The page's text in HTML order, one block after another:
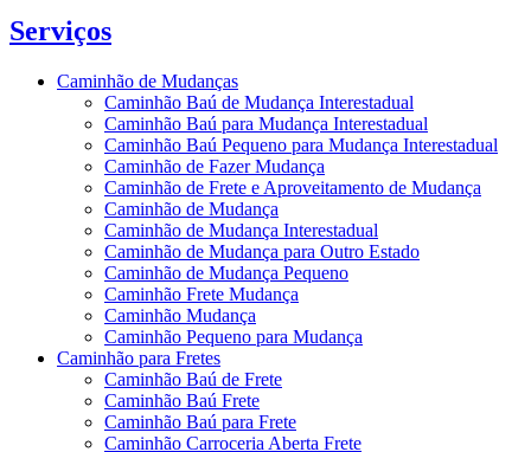
Serviços
Caminhão de Mudanças
Caminhão Baú de Mudança Interestadual
Caminhão Baú para Mudança Interestadual
Caminhão Baú Pequeno para Mudança Interestadual
Caminhão de Fazer Mudança
Caminhão de Frete e Aproveitamento de Mudança
Caminhão de Mudança
Caminhão de Mudança Interestadual
Caminhão de Mudança para Outro Estado
Caminhão de Mudança Pequeno
Caminhão Frete Mudança
Caminhão Mudança
Caminhão Pequeno para Mudança
Caminhão para Fretes
Caminhão Baú de Frete
Caminhão Baú Frete
Caminhão Baú para Frete
Caminhão Carroceria Aberta Frete